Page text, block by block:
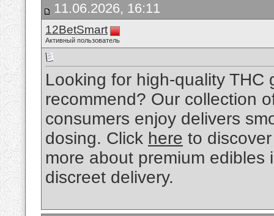
11.06.2026, 16:11
12BetSmart
Активный пользователь
Looking for high-quality
recommend? Our collection
consumers enjoy delivers
dosing. Click here to
more about premium
discreet delivery.